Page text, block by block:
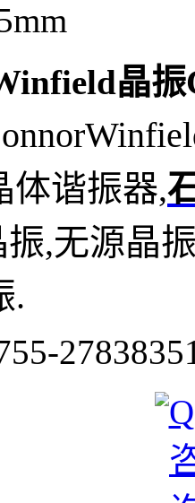
晶振
体谐振器,
振,无源晶
.